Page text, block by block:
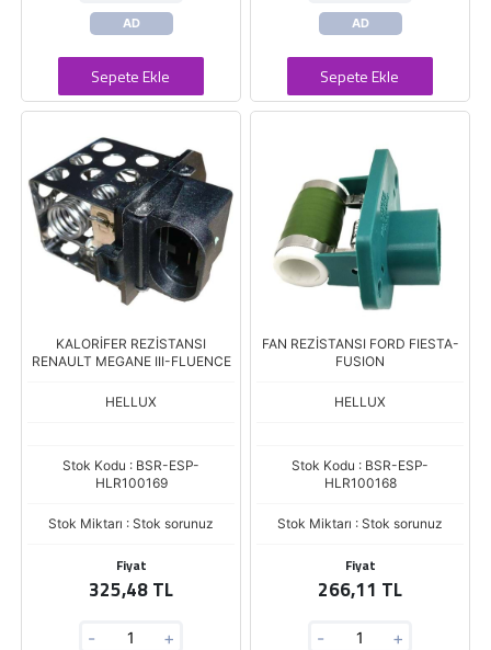
AD
Sepete Ekle
AD
Sepete Ekle
KALORİFER REZİSTANSI
RENAULT MEGANE III-FLUENCE
HELLUX
Stok Kodu : BSR-ESP-
HLR100169
Stok Miktarı : Stok sorunuz
Fiyat
325,48 TL
- +
FAN REZİSTANSI FORD FIESTA-
FUSION
HELLUX
Stok Kodu : BSR-ESP-
HLR100168
Stok Miktarı : Stok sorunuz
Fiyat
266,11 TL
- +